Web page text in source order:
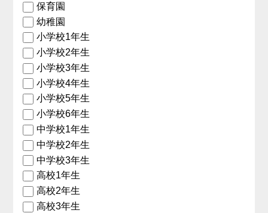
保育園
幼稚園
小学校1年生
小学校2年生
小学校3年生
小学校4年生
小学校5年生
小学校6年生
中学校1年生
中学校2年生
中学校3年生
高校1年生
高校2年生
高校3年生